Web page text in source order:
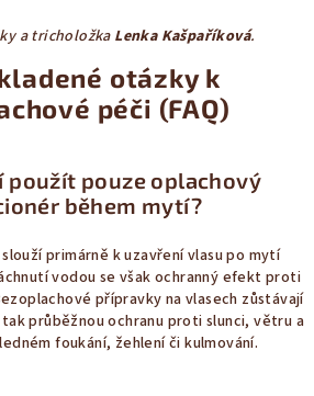
a tricholožka Lenka Kašpaříková.
otázky k
péči (FAQ)
použít pouze oplachový
během mytí?
primárně k uzavření vlasu po mytí
vodou se však ochranný efekt proti
přípravky na vlasech zůstávají
průběžnou ochranu proti slunci, větru a
foukání, žehlení či kulmování.